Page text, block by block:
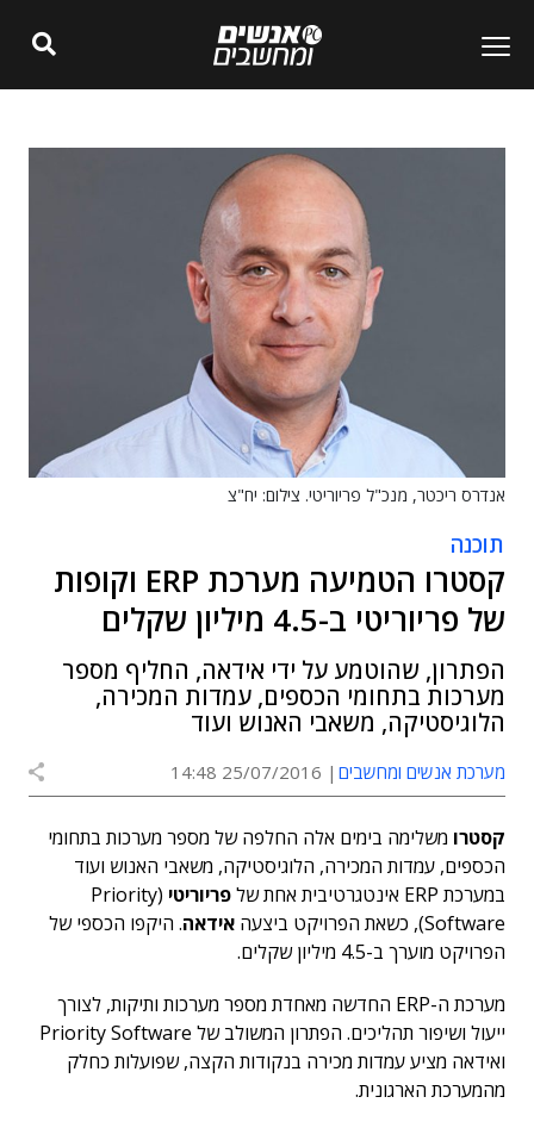
אנדרס ריכטר, מנכ"ל פריוריטי. צילום: יח"צ
תוכנה
קסטרו הטמיעה מערכת ERP וקופות
של פריוריטי ב-4.5 מיליון שקלים
הפתרון, שהוטמע על ידי אידאה, החליף מספר
מערכות בתחומי הכספים, עמדות המכירה,
הלוגיסטיקה, משאבי האנוש ועוד
מערכת אנשים ומחשבים 25/07/2016 14:48
קסטרו משלימה בימים אלה החלפה של מספר מערכות בתחומי
הכספים, עמדות המכירה, הלוגיסטיקה, משאבי האנוש ועוד
במערכת ERP אינטגרטיבית אחת של
פריוריטי (Priority
Software), כשאת הפרויקט ביצעה
אידאה. היקפו הכספי של
הפרויקט מוערך ב-4.5 מיליון שקלים.
מערכת ה-ERP החדשה מאחדת מספר מערכות ותיקות, לצורך
ייעול ושיפור תהליכים. הפתרון המשולב של Priority Software
ואידאה מציע עמדות מכירה בנקודות הקצה, שפועלות כחלק
מהמערכת הארגונית.